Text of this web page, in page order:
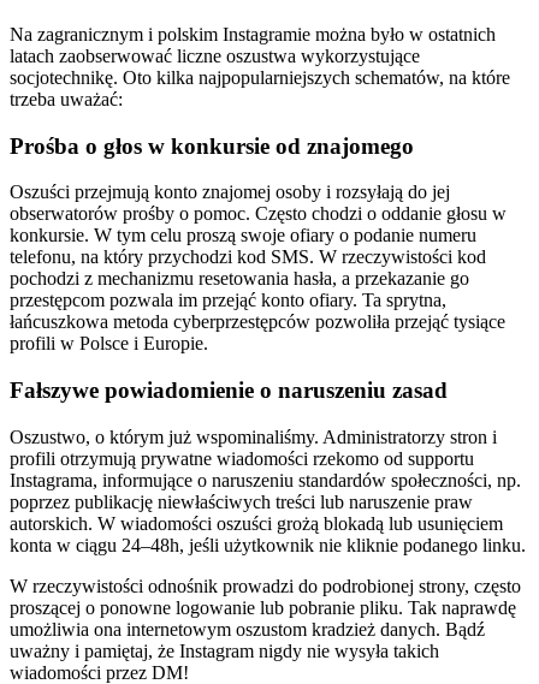
Na zagranicznym i polskim Instagramie można było w ostatnich
latach zaobserwować liczne oszustwa wykorzystujące
socjotechnikę. Oto kilka najpopularniejszych schematów, na które
trzeba uważać:
Prośba o głos w konkursie od znajomego
Oszuści przejmują konto znajomej osoby i rozsyłają do jej
obserwatorów prośby o pomoc. Często chodzi o oddanie głosu w
konkursie. W tym celu proszą swoje ofiary o podanie numeru
telefonu, na który przychodzi kod SMS. W rzeczywistości kod
pochodzi z mechanizmu resetowania hasła, a przekazanie go
przestępcom pozwala im przejąć konto ofiary. Ta sprytna,
łańcuszkowa metoda cyberprzestępców pozwoliła przejąć tysiące
profili w Polsce i Europie.
Fałszywe powiadomienie o naruszeniu zasad
Oszustwo, o którym już wspominaliśmy. Administratorzy stron i
profili otrzymują prywatne wiadomości rzekomo od supportu
Instagrama, informujące o naruszeniu standardów społeczności, np.
poprzez publikację niewłaściwych treści lub naruszenie praw
autorskich. W wiadomości oszuści grożą blokadą lub usunięciem
konta w ciągu 24–48h, jeśli użytkownik nie kliknie podanego linku.
W rzeczywistości odnośnik prowadzi do podrobionej strony, często
proszącej o ponowne logowanie lub pobranie pliku. Tak naprawdę
umożliwia ona internetowym oszustom kradzież danych. Bądź
uważny i pamiętaj, że Instagram nigdy nie wysyła takich
wiadomości przez DM!